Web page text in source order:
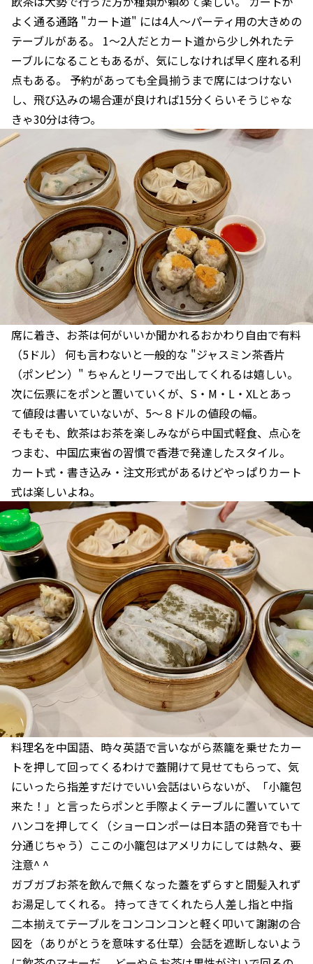
よく通る通路 "カート道" には4人〜パーティ用の大きめの
テーブルがある。 1〜2人だとカート道から少し外れたテ
ーブルになることもあるが、気にしなければ早く座れる利
点もある。 予約があっても全員揃うまで席にはつけない
し、飛び込みの場合運が良ければ15分くらいそうじゃな
きゃ30分は待つ。
席に着き、お茶は何がいいか聞かれるおかわり自由で有料
（5ドル） 何も言わないと一般的な "ジャスミン茶香片
（ポンピン）" ちゃんとリーフで出してくれるは嬉しい。
次に伝票にをポンと置いていくが、S・M・L・XLとあっ
て値段は書いていないが、5〜８ドルの値段の幅。
そもそも、飲茶はお茶を楽しみながら中国式軽食、点心を
つまむ、中国広東省の習慣で香港で発達したスタイル。
カート式・書き込み・注文形式があるけどやっぱりカート
式は楽しいよね。
料理名を中国語、時々英語で言いながら蒸籠を乗せたカー
トを押して回ってくるわけで蓋開けて見せてもらって、気
にいったら指差すだけでいい会話はいらないが、「小籠包
来た！」と言ったらポンと手際よくテーブルに置いていて
ハンコを押してく（ショーロンポーは日本語の発音でも十
分通じちゃう）ここの小籠包はアメリカにしては熱々、要
注意^ ^
ガブガブお茶を飲んで無くなった蓋をずらすと間髪入れず
お湯足してくれる。 持ってきてくれたら人差し指と中指
二本揃えてテーブルをコンコンコンと軽く叩いて謝謝の合
図を（ありがとうを意味する仕草）会話を遮断しないよう